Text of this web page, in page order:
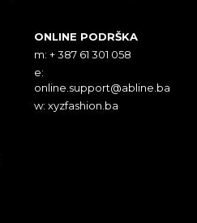
ONLINE PODRŠKA
m: + 387 61 301 058
e:
online.support@abline.ba
w: xyzfashion.ba